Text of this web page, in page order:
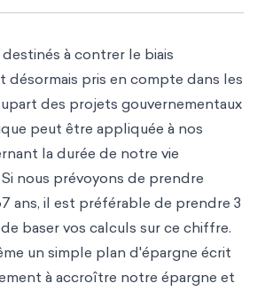
à contrer le biais
désormais pris en compte dans les
des projets gouvernementaux
peut être appliquée à nos
la durée de notre vie
nous prévoyons de prendre
ans, il est préférable de prendre 3
baser vos calculs sur ce chiffre.
un simple plan d'épargne écrit
à accroître notre épargne et